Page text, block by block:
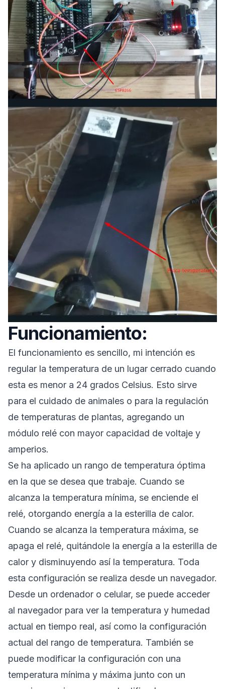
Funcionamiento:
El funcionamiento es sencillo, mi intención es
regular la temperatura de un lugar cerrado cuando
esta es menor a 24 grados Celsius. Esto sirve
para el cuidado de animales o para la regulación
de temperaturas de plantas, agregando un
módulo relé con mayor capacidad de voltaje y
amperios.
Se ha aplicado un rango de temperatura óptima
en la que se desea que trabaje. Cuando se
alcanza la temperatura mínima, se enciende el
relé, otorgando energía a la esterilla de calor.
Cuando se alcanza la temperatura máxima, se
apaga el relé, quitándole la energía a la esterilla de
calor y disminuyendo así la temperatura. Toda
esta configuración se realiza desde un navegador.
Desde un ordenador o celular, se puede acceder
al navegador para ver la temperatura y humedad
actual en tiempo real, así como la configuración
actual del rango de temperatura. También se
puede modificar la configuración con una
temperatura mínima y máxima junto con un